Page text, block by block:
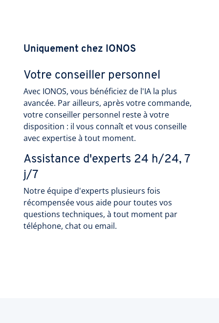
Uniquement chez IONOS
Votre conseiller personnel
Avec IONOS, vous bénéficiez de l'IA la plus
avancée. Par ailleurs, après votre commande,
votre conseiller personnel reste à votre
disposition : il vous connaît et vous conseille
avec expertise à tout moment.
Assistance d'experts 24 h/24, 7
j/7
Notre équipe d'experts plusieurs fois
récompensée vous aide pour toutes vos
questions techniques, à tout moment par
téléphone, chat ou email.